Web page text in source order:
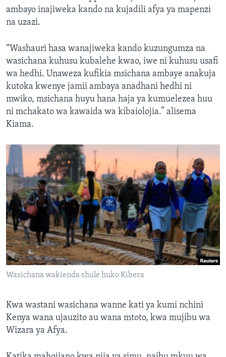
ambayo inajiweka kando na kujadili afya ya mapenzi
na uzazi.
“Washauri hasa wanajiweka kando kuzungumza na
wasichana kuhusu kubalehe kwao, iwe ni kuhusu usafi
wa hedhi. Unaweza kufikia msichana ambaye anakuja
kutoka kwenye jamii ambaya anadhani hedhi ni
mwiko, msichana huyu hana haja ya kumuelezea huu
ni mchakato wa kawaida wa kibaiolojia.” alisema
Kiama.
Wasichana wakienda shule huko Kibera
Kwa wastani wasichana wanne kati ya kumi nchini
Kenya wana ujauzito au wana mtoto, kwa mujibu wa
Wizara ya Afya.